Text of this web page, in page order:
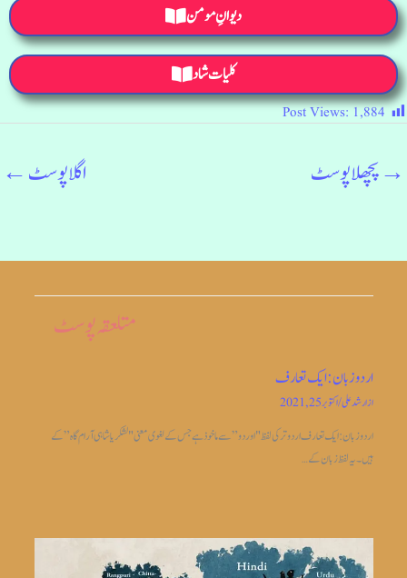
دیوانِ مومن
کلیات شاد
Post Views: 1,884
→پچھلا پوسٹ اگلا پوسٹ←
متلعقہ پوسٹ
اردو زبان: ایک تعارف
ازارشد علی/اکتوبر 25, 2021
اردو زبان: ایک تعارف اردو ترکی لفظ "اوردو” سے ماخوذ ہے جس کے لغوی معنی "لشکریا شاہی آرام گاہ” کے
ہیں۔ یہ لفظ زبان کے…